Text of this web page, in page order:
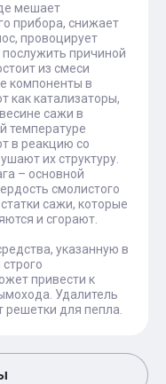
мешает
прибора, снижает
провоцирует
причиной
из смеси
компоненты в
как катализаторы,
сажи в
температуре
в реакцию со
их структуру.
– основной
смолистого
сажи, которые
и сгорают.
указанную в
привести к
Удалитель
решетки для пепла.